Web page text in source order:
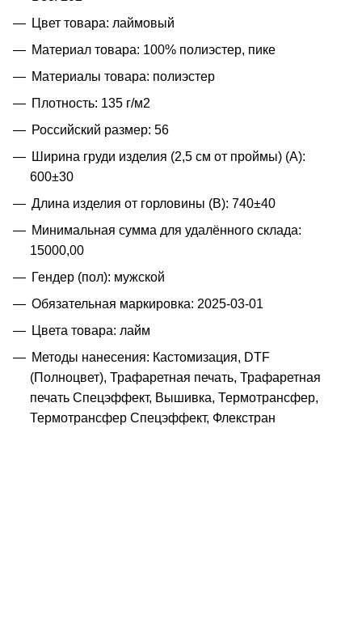
Цвет товара: лаймовый
Материал товара: 100% полиэстер, пике
Материалы товара: полиэстер
Плотность: 135 г/м2
Российский размер: 56
Ширина груди изделия (2,5 см от проймы) (A):
600±30
Длина изделия от горловины (B): 740±40
Минимальная сумма для удалённого склада:
15000,00
Гендер (пол): мужской
Обязательная маркировка: 2025-03-01
Цвета товара: лайм
Методы нанесения: Кастомизация, DTF
(Полноцвет), Трафаретная печать, Трафаретная
печать Спецэффект, Вышивка, Термотрансфер,
Термотрансфер Спецэффект, Флекстран